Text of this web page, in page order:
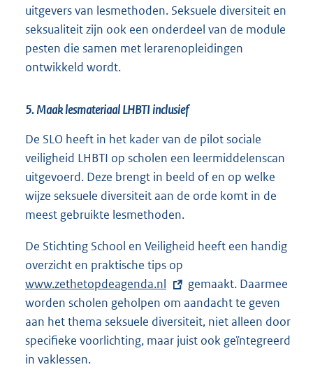
uitgevers van lesmethoden. Seksuele diversiteit en
seksualiteit zijn ook een onderdeel van de module
pesten die samen met lerarenopleidingen
ontwikkeld wordt.
5. Maak lesmateriaal LHBTI inclusief
De SLO heeft in het kader van de pilot sociale
veiligheid LHBTI op scholen een leermiddelenscan
uitgevoerd. Deze brengt in beeld of en op welke
wijze seksuele diversiteit aan de orde komt in de
meest gebruikte lesmethoden.
De Stichting School en Veiligheid heeft een handig
overzicht en praktische tips op
x
t
e
r
www.zethetopdeagenda.nl
gemaakt. Daarmee
worden scholen geholpen om aandacht te geven
aan het thema seksuele diversiteit, niet alleen door
specifieke voorlichting, maar juist ook geïntegreerd
in vaklessen.